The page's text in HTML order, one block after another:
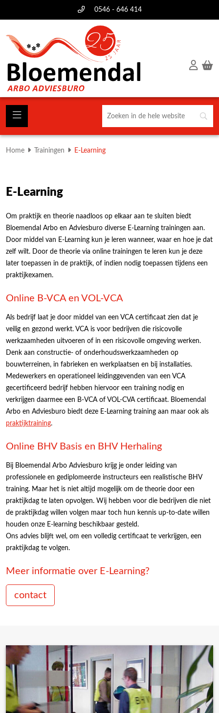
0546 - 646 414
Home Trainingen E-Learning
E-Learning
Om praktijk en theorie naadloos op elkaar aan te sluiten biedt
Bloemendal Arbo en Adviesburo diverse E-Learning trainingen aan.
Door middel van E-Learning kun je leren wanneer, waar en hoe je dat
zelf wilt. Door de theorie via online trainingen te leren kun je deze
later toepassen in de praktijk, of indien nodig toepassen tijdens een
praktijkexamen.
Online B-VCA en VOL-VCA
Als bedrijf laat je door middel van een VCA certificaat zien dat je
veilig en gezond werkt. VCA is voor bedrijven die risicovolle
werkzaamheden uitvoeren of in een risicovolle omgeving werken.
Denk aan constructie- of onderhoudswerkzaamheden op
bouwterreinen, in fabrieken en werkplaatsen en bij installaties.
Medewerkers en operationeel leidinggevenden van een VCA
gecertificeerd bedrijf hebben hiervoor een training nodig en
verkrijgen daarmee een B-VCA of VOL-CVA certificaat. Bloemendal
Arbo en Adviesburo biedt deze E-Learning training aan maar ook als
praktijktraining.
Online BHV Basis en BHV Herhaling
Bij Bloemendal Arbo Adviesburo krijg je onder leiding van
professionele en gediplomeerde instructeurs een realistische BHV
training. Maar het is niet altijd mogelijk om de theorie door een
praktijkdag te laten opvolgen. Wij hebben voor die bedrijven die niet
de praktijkdag willen volgen maar toch hun kennis up-to-date willen
houden onze E-learning beschikbaar gesteld.
Ons advies blijft wel, om een volledig certificaat te verkrijgen, een
praktijkdag te volgen.
Meer informatie over E-Learning?
contact